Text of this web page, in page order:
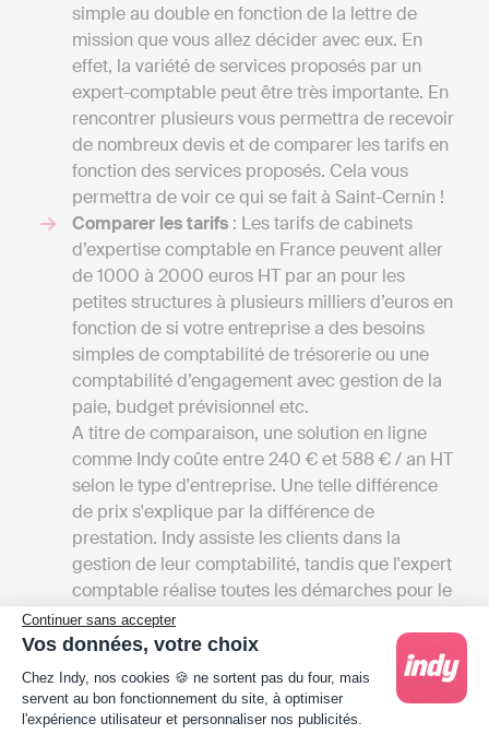
Continuer sans accepter
Vos données, votre choix
Plateforme de Gestion du Consentement :
Chez Indy, nos cookies 🍪 ne sortent pas du four, mais
servent au bon fonctionnement du site, à optimiser
l'expérience utilisateur et personnaliser nos publicités.
simple au double en fonction de la lettre de
mission que vous allez décider avec eux. En
effet, la variété de services proposés par un
expert-comptable peut être très importante. En
rencontrer plusieurs vous permettra de recevoir
de nombreux devis et de comparer les tarifs en
fonction des services proposés. Cela vous
permettra de voir ce qui se fait à Saint-Cernin !
Comparer les tarifs : Les tarifs de cabinets
d’expertise comptable en France peuvent aller
de 1000 à 2000 euros HT par an pour les
petites structures à plusieurs milliers d’euros en
fonction de si votre entreprise a des besoins
simples de comptabilité de trésorerie ou une
comptabilité d’engagement avec gestion de la
paie, budget prévisionnel etc.
A titre de comparaison, une solution en ligne
comme Indy coûte entre 240 € et 588 € / an HT
selon le type d'entreprise. Une telle différence
de prix s'explique par la différence de
prestation. Indy assiste les clients dans la
gestion de leur comptabilité, tandis que l'expert
comptable réalise toutes les démarches pour le
compte de son client.
La proximité du cabinet
: Si vous souhaitez vous
rendre dans un cabinet d’expertise comptable
dans les environs de Saint-Cernin pour